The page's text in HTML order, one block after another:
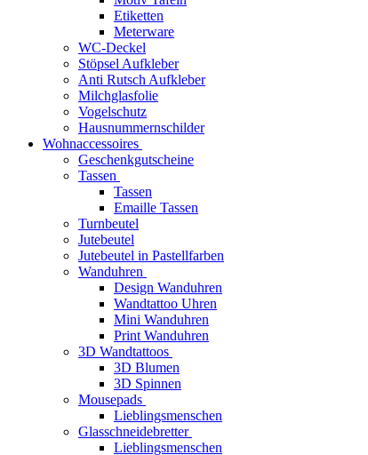
Etiketten
Meterware
WC-Deckel
Stöpsel Aufkleber
Anti Rutsch Aufkleber
Milchglasfolie
Vogelschutz
Hausnummernschilder
Wohnaccessoires
Geschenkgutscheine
Tassen
Tassen
Emaille Tassen
Turnbeutel
Jutebeutel
Jutebeutel in Pastellfarben
Wanduhren
Design Wanduhren
Wandtattoo Uhren
Mini Wanduhren
Print Wanduhren
3D Wandtattoos
3D Blumen
3D Spinnen
Mousepads
Lieblingsmenschen
Glasschneidebretter
Lieblingsmenschen